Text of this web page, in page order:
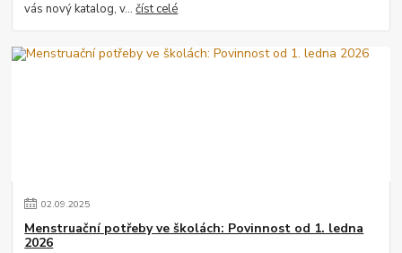
vás nový katalog, v...číst celé
02.09.2025
Menstruační potřeby ve školách: Povinnost od 1. ledna
2026